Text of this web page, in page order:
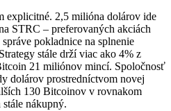
explicitné. 2,5 milióna dolárov ide
STRC – preferovaných akciách
pokladnice na splnenie
stále drží viac ako 4% z
21 miliónov mincí. Spoločnosť
dolárov prostredníctvom novej
130 Bitcoinov v rovnakom
nákupný.